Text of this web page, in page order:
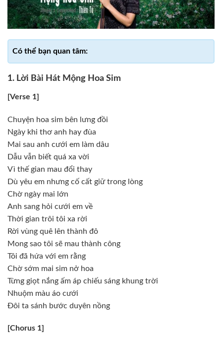
1. Lời Bài Hát Mộng Hoa Sim
[Verse 1]
Chuyện hoa sim bên lưng đồi
Ngày khi thơ anh hay đùa
Mai sau anh cưới em làm dâu
Dẫu vẫn biết quá xa vời
Vì thế gian mau đổi thay
Dù yêu em nhưng cố cất giữ trong lòng
Chờ ngày mai lớn
Anh sang hỏi cưới em về
Thời gian trôi tôi xa rời
Rời vùng quê lên thành đô
Mong sao tôi sẽ mau thành công
Tôi đã hứa với em rằng
Chờ sớm mai sim nở hoa
Từng giọt nắng ấm áp chiếu sáng khung trời
Nhuộm màu áo cưới
Đôi ta sánh bước duyên nồng
[Chorus 1]